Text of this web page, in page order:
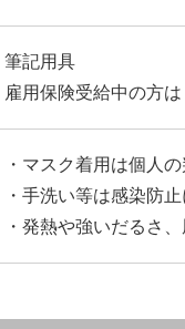
筆記用具
雇用保険受給中の方
・マスク着用は個人
・手洗い等は感染防止
・発熱や強いだるさ